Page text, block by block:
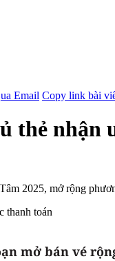
Email Copy link bài
thẻ
2025, mở rộng
mở bán vé